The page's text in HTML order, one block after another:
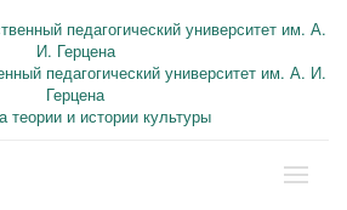
педагогический университет им. А. И.
Герцена
теории и истории культуры